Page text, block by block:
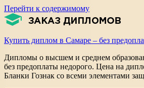
Перейти к содержимому
Купить диплом в Самаре – без
Дипломы о высшем и среднем
без предоплаты недорого. Цена на
Бланки Гознак со всеми элементами